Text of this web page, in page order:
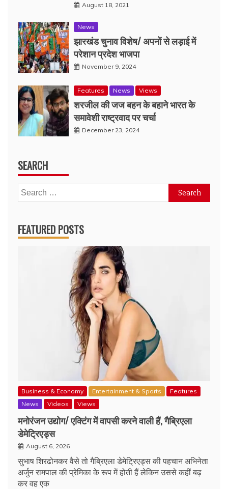
August 18, 2021
News
झारखंड चुनाव विशेष/ अपनों से लड़ाई में
परेशान प्रदेश भाजपा
November 9, 2024
Features News Views
शरजील की जज बहन के बहाने भारत के
समावेशी राष्ट्रवाद पर चर्चा
December 23, 2024
SEARCH
Search
for:
FEATURED POSTS
Business & Economy Entertainment & Sports
Features
News
Videos Views
मनोरंजन उद्योग/ एक्टिंग में वापसी करने वाली हैं, गैब्रिएला
डेमेट्रिएड्स
August 6, 2026
सुभाष शिरढोनकर वैसे तो गैब्रिएला डेमेट्रिएड्स की पहचान अभिनेता
अर्जुन रामपाल की प्रेमिका के रूप में होती हैं लेकिन उससे कहीं बढ़
कर वह एक